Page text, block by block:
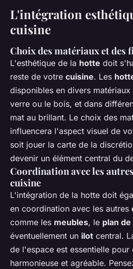
L'intégration
cuisine
Choix des matériaux et des
L'esthétique de la hotte doit
reste de votre cuisine. Les
disponibles en divers
verre ou le bois, et dans
mat au brillant. Le choix des
influencera l'aspect visuel de
soit jouer la carte de la
devenir un élément central du
Coordination avec les
cuisine
L'intégration de la hotte doit
en coordination avec les autres
comme les meubles, le plan
éventuellement un ilot central.
de l'espace est essentielle pour
harmonieuse et agréable.